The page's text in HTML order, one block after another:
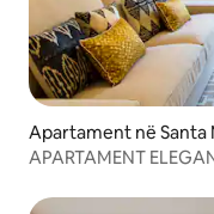
Apartament në Santa
APARTAMENT